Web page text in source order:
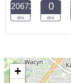
20673
dni
0
dni
+